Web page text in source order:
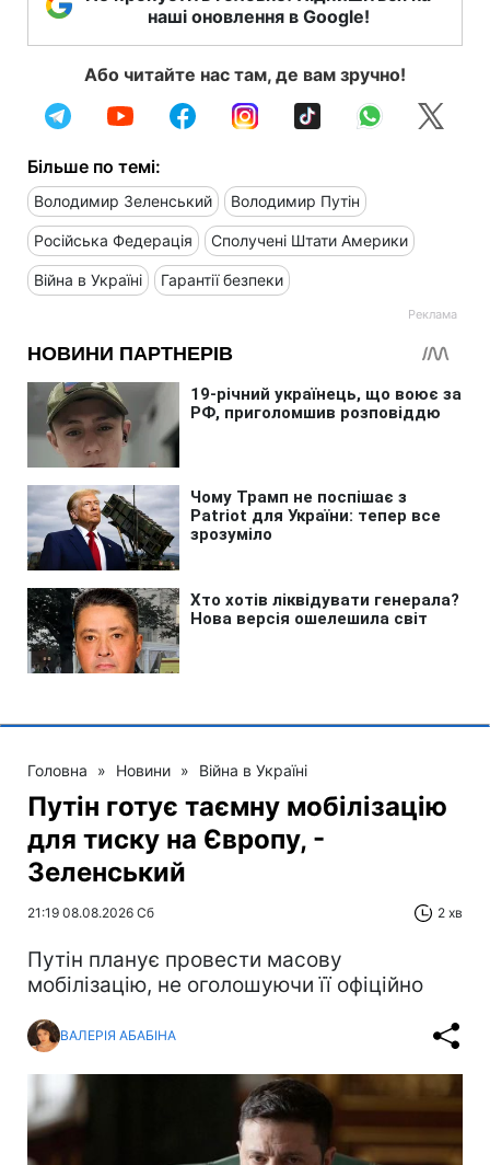
наші оновлення в Google!
Або читайте нас там, де вам зручно!
Більше по темі:
Володимир Зеленський Володимир Путін
Російська Федерація Сполучені Штати Америки
Війна в Україні Гарантії безпеки
Головна » Новини » Війна в Україні
Путін готує таємну мобілізацію
для тиску на Європу, -
Зеленський
21:19 08.08.2026 Сб 2 хв
Путін планує провести масову
мобілізацію, не оголошуючи її офіційно
ВАЛЕРІЯ АБАБІНА